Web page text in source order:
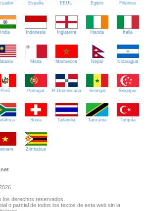
España EEUU Egipto Filipinas
India Indonesia Inglaterra Irlanda Italia
Malta Marruecos Nepal Nicaragua
Perú Portugal R.Dominicana Senegal Singapur
Suiza Tailandia Tanzania Turquía
Zimbabue
los derechos reservados.
o parcial de todos los textos de esta web sin la